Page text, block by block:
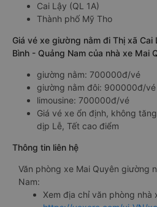
Cai Lậy (QL 1A)
Thành phố Mỹ Tho
Giá vé xe giường nằm đi Thị xã
Bình - Quảng Nam của nhà xe Mai
giường nằm: 700000đ/vé
giường nằm đôi: 900000đ/vé
limousine: 700000đ/vé
Giá vé xe ổn định, không
dịp Lễ, Tết cao điểm
Thông tin liên hệ
Văn phòng xe Mai Quyên giường
Nam:
Xem địa chỉ văn phòng nhà